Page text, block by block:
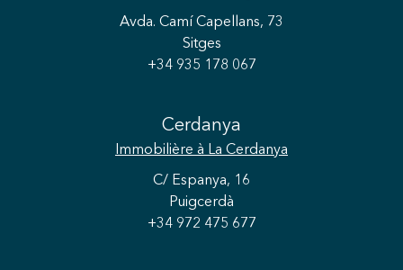
Avda. Camí Capellans, 73
Sitges
+34 935 178 067
Cerdanya
Immobilière à La Cerdanya
C/ Espanya, 16
Puigcerdà
+34 972 475 677